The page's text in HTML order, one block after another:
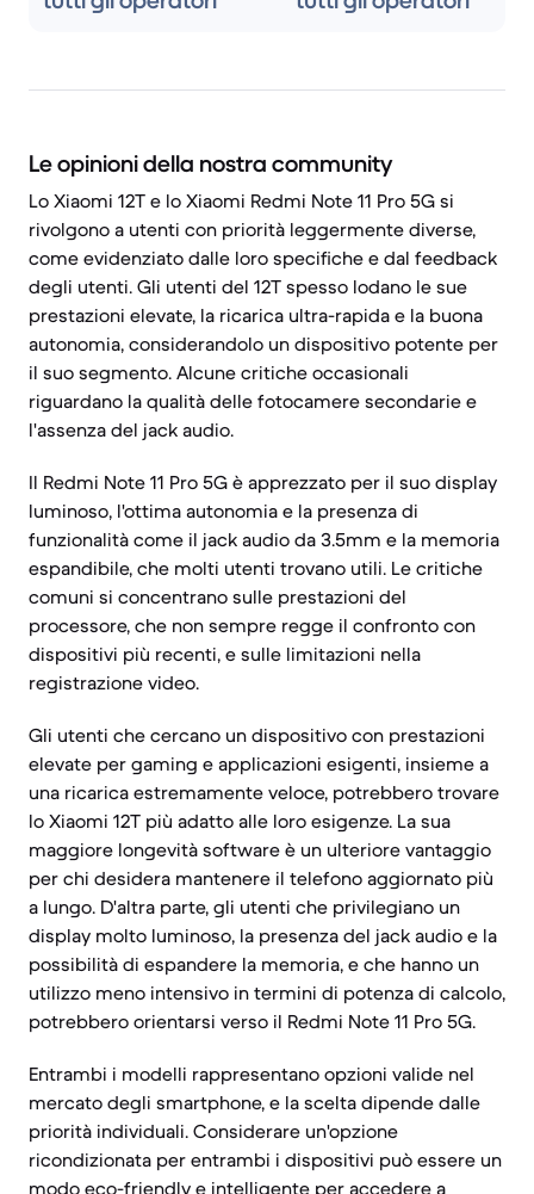
Le opinioni della nostra community
Lo Xiaomi 12T e lo Xiaomi Redmi Note 11 Pro 5G si
rivolgono a utenti con priorità leggermente diverse,
come evidenziato dalle loro specifiche e dal feedback
degli utenti. Gli utenti del 12T spesso lodano le sue
prestazioni elevate, la ricarica ultra-rapida e la buona
autonomia, considerandolo un dispositivo potente per
il suo segmento. Alcune critiche occasionali
riguardano la qualità delle fotocamere secondarie e
l'assenza del jack audio.
Il Redmi Note 11 Pro 5G è apprezzato per il suo display
luminoso, l'ottima autonomia e la presenza di
funzionalità come il jack audio da 3.5mm e la memoria
espandibile, che molti utenti trovano utili. Le critiche
comuni si concentrano sulle prestazioni del
processore, che non sempre regge il confronto con
dispositivi più recenti, e sulle limitazioni nella
registrazione video.
Gli utenti che cercano un dispositivo con prestazioni
elevate per gaming e applicazioni esigenti, insieme a
una ricarica estremamente veloce, potrebbero trovare
lo Xiaomi 12T più adatto alle loro esigenze. La sua
maggiore longevità software è un ulteriore vantaggio
per chi desidera mantenere il telefono aggiornato più
a lungo. D'altra parte, gli utenti che privilegiano un
display molto luminoso, la presenza del jack audio e la
possibilità di espandere la memoria, e che hanno un
utilizzo meno intensivo in termini di potenza di calcolo,
potrebbero orientarsi verso il Redmi Note 11 Pro 5G.
Entrambi i modelli rappresentano opzioni valide nel
mercato degli smartphone, e la scelta dipende dalle
priorità individuali. Considerare un'opzione
ricondizionata per entrambi i dispositivi può essere un
modo eco-friendly e intelligente per accedere a